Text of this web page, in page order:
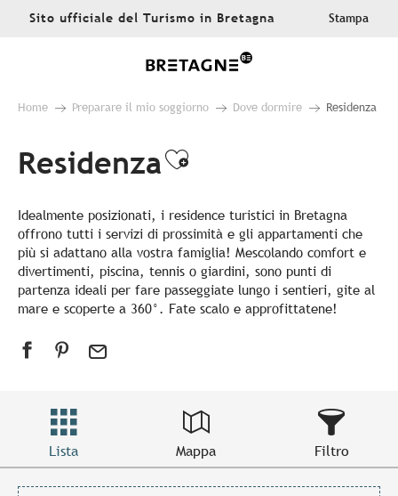
AllerSito ufficiale del Turismo in Bretagna Stampa
Home Preparare il mio soggiorno Dove dormire Residenza
ResidenzaAjouter aux
Idealmente posizionati, i residence turistici in Bretagna
offrono tutti i servizi di prossimità e gli appartamenti che
più si adattano alla vostra famiglia! Mescolando comfort e
divertimenti, piscina, tennis o giardini, sono punti di
partenza ideali per fare passeggiate lungo i sentieri, gite al
mare e scoperte a 360°. Fate scalo e approfittatene!
Lista Mappa Filtro